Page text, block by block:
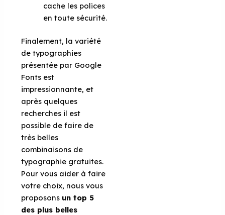
cache les polices
en toute sécurité.
Finalement, la variété
de typographies
présentée par Google
Fonts est
impressionnante, et
après quelques
recherches il est
possible de faire de
très belles
combinaisons de
typographie gratuites.
Pour vous aider à faire
votre choix, nous vous
proposons un top 5
des plus belles